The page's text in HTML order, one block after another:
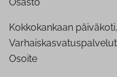
Kokkokankaan
Varhaiskasvatuspalvelut
Osoite